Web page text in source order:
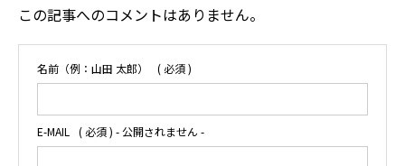
この記事へのコメントはありません。
名前（例：山田 太郎） ( 必須 )
E-MAIL ( 必須 ) - 公開されません -